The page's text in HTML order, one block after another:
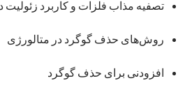
تصفیه مذاب فلزات و کاربرد زئولیت
روش‌های حذف گوگرد در متالورژی
افزودنی برای حذف گوگرد